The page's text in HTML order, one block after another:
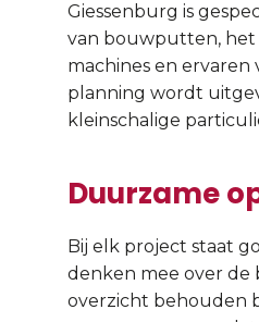
Giessenburg is
van bouwputten, het
machines en
planning wordt
kleinschalige
Duurzame
Bij elk project staat
denken mee over de
overzicht behouden